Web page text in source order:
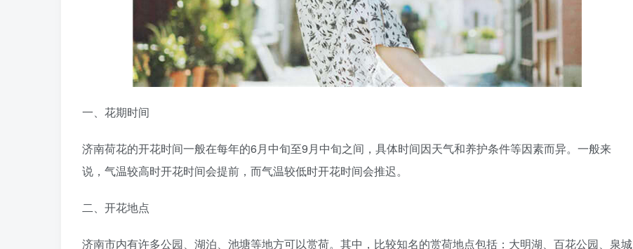
一、花期时间
济南荷花的开花时间一般在每年的6月中旬至9月中旬之间，具体时间因天气和养护条件等因素而异。一般来
说，气温较高时开花时间会提前，而气温较低时开花时间会推迟。
二、开花地点
济南市内有许多公园、湖泊、池塘等地方可以赏荷。其中，比较知名的赏荷地点包括：大明湖、百花公园、泉城